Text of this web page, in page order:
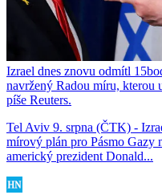
Izrael dnes znovu odmítl
navržený Radou míru, kterou
píše Reuters.
Tel Aviv 9. srpna (ČTK) -
mírový plán pro Pásmo Gazy
americký prezident Donald...